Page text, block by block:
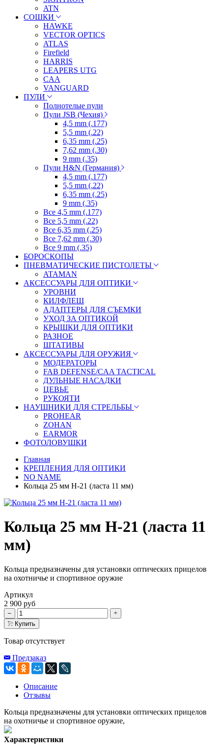
ATN
СОШКИ
HAWKE
VECTOR OPTICS
ATLAS
Firefield
HARRIS
LEAPERS UTG
CAA
VANGUARD
ПУЛИ
Полнотелые пули
Пули JSB (Чехия)
4,5 mm (.177)
5,5 mm (.22)
6,35 mm (.25)
7,62 mm (.30)
9 mm (.35)
Пули H&N (Германия)
4,5 mm (.177)
5,5 mm (.22)
6,35 mm (.25)
9 mm (.35)
Все 4,5 mm (.177)
Все 5,5 mm (.22)
Все 6,35 mm (.25)
Все 7,62 mm (.30)
Все 9 mm (.35)
БОРОСКОПЫ
ПНЕВМАТИЧЕСКИЕ ПИСТОЛЕТЫ
ATAMAN
АКСЕССУАРЫ ДЛЯ ОПТИКИ
УРОВНИ
КИЛФЛЕШ
АДАПТЕРЫ ДЛЯ СЪЕМКИ
УХОД ЗА ОПТИКОЙ
КРЫШКИ ДЛЯ ОПТИКИ
РАЗНОЕ
ШТАТИВЫ
АКСЕССУАРЫ ДЛЯ ОРУЖИЯ
МОДЕРАТОРЫ
FAB DEFENSE/CAA TACTICAL
ДУЛЬНЫЕ НАСАДКИ
ЦЕВЬЕ
РУКОЯТИ
НАУШНИКИ ДЛЯ СТРЕЛЬБЫ
PROHEAR
ZOHAN
EARMOR
ФОТОЛОВУШКИ
Главная
КРЕПЛЕНИЯ ДЛЯ ОПТИКИ
NO NAME
Кольца 25 мм Н-21 (ласта 11 мм)
Кольца 25 мм Н-21 (ласта 11
мм)
Кольца предназначены для установки оптических прицелов
на охотничье и спортивное оружие
Артикул
2 900 руб
Купить
Товар отсутствует
Предзаказ
Описание
Отзывы
Кольца предназначены для установки оптических прицелов
на охотничье и спортивное оружие,
Характеристики